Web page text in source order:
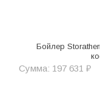
Бойлер
Сумма: 197 631 ₽